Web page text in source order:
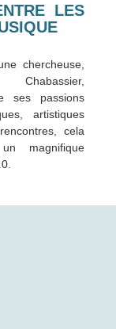
LES
chercheuse,
Chabassier,
ses passions
artistiques
cela
magnifique